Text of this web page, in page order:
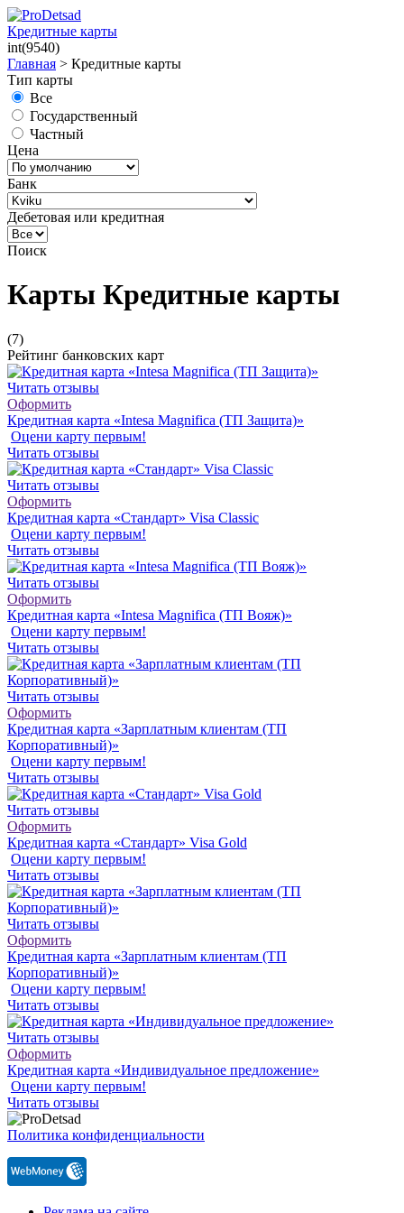
Кредитные карты
int(9540)
Главная > Кредитные карты
Тип карты
Все
Государственный
Частный
Цена
Банк
Дебетовая или кредитная
Поиск
Карты Кредитные карты
(7)
Рейтинг банковских карт
Читать отзывы
Оформить
Кредитная карта «Intesa Magnifica (ТП Защита)»
Оцени карту первым!
Читать отзывы
Читать отзывы
Оформить
Кредитная карта «Стандарт» Visa Classic
Оцени карту первым!
Читать отзывы
Читать отзывы
Оформить
Кредитная карта «Intesa Magnifica (ТП Вояж)»
Оцени карту первым!
Читать отзывы
Читать отзывы
Оформить
Кредитная карта «Зарплатным клиентам (ТП
Корпоративный)»
Оцени карту первым!
Читать отзывы
Читать отзывы
Оформить
Кредитная карта «Стандарт» Visa Gold
Оцени карту первым!
Читать отзывы
Читать отзывы
Оформить
Кредитная карта «Зарплатным клиентам (ТП
Корпоративный)»
Оцени карту первым!
Читать отзывы
Читать отзывы
Оформить
Кредитная карта «Индивидуальное предложение»
Оцени карту первым!
Читать отзывы
Политика конфиденциальности